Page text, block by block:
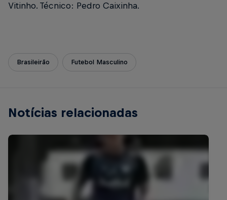
Vitinho. Técnico: Pedro Caixinha.
Brasileirão Futebol Masculino
Notícias relacionadas